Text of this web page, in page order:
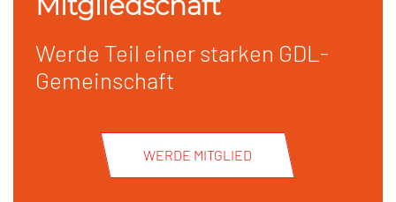
Werde Teil einer starken GDL-
Gemeinschaft
WERDE MITGLIED